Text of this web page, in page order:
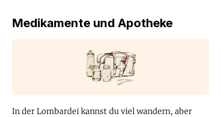
Medikamente und Apotheke
In der Lombardei kannst du viel wandern, aber